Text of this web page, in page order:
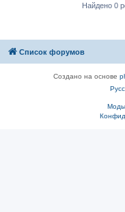
Найдено 0
Список форумов
Создано на основе